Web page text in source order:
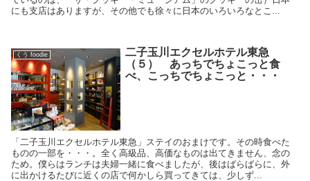
にも支店はありますが、その他でも徐々に日本のいろいろなとこ...
くう foodie
二子玉川エクセルホテル東急
（５） あっちでちょこっと食
べ、こっちでちょこっと・・・
「二子玉川エクセルホテル東急」ステイのおまけです。その時食べた
ものの一部を・・・。全く高級品、高価なものは出てきません、念の
ため。僕らはランチは夫婦一緒に食べましたが、後はばらばらに、外
に出かけるたびに近くの店で何かしら買ってきては、少しず...